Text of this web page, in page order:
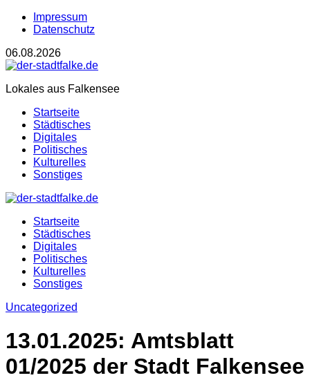
Impressum
Datenschutz
06.08.2026
Lokales aus Falkensee
Startseite
Städtisches
Digitales
Politisches
Kulturelles
Sonstiges
Startseite
Städtisches
Digitales
Politisches
Kulturelles
Sonstiges
Uncategorized
13.01.2025: Amtsblatt
01/2025 der Stadt Falkensee